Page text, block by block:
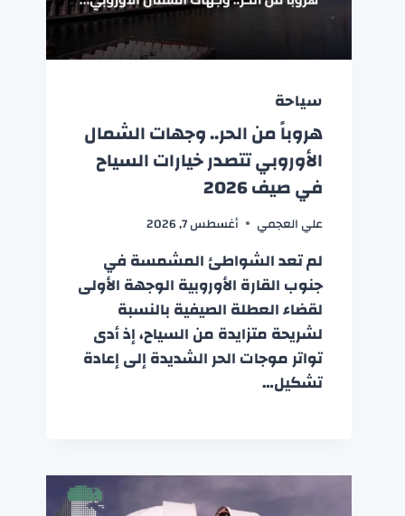
سياحة
هروباً من الحر.. وجهات الشمال
الأوروبي تتصدر خيارات السياح
في صيف 2026
علي العجمي أغسطس 7, 2026
لم تعد الشواطئ المشمسة في
جنوب القارة الأوروبية الوجهة الأولى
لقضاء العطلة الصيفية بالنسبة
لشريحة متزايدة من السياح، إذ أدى
تواتر موجات الحر الشديدة إلى إعادة
تشكيل…